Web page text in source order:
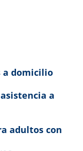
a domicilio
a
adultos con